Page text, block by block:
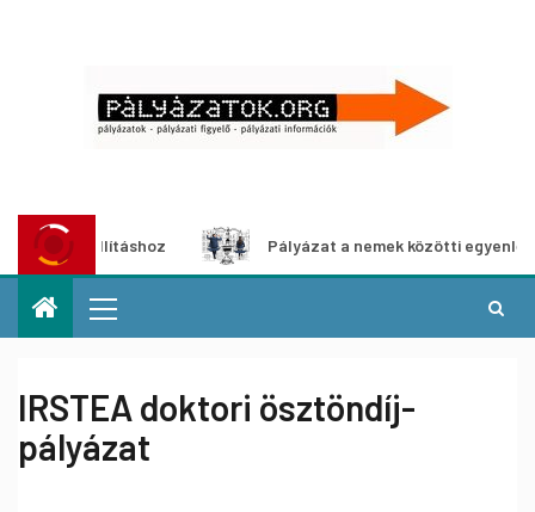
kiállításhoz Pályázat a nemek közötti egyenlőség
IRSTEA doktori ösztöndíj-
pályázat